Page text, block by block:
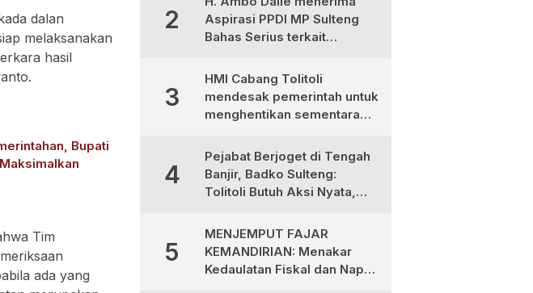
dalan
melaksanakan
hasil
Bupati
Tim
ada yang
2
Aspirasi PPDI MP Sulteng
Bahas Serius terkait
Desa
3
HMI Cabang Tolitoli
mendesak pemerintah untuk
menghentikan sementara
4
Pejabat Berjoget di Tengah
Banjir, Badko Sulteng:
Tolitoli Butuh Aksi Nyata,
5
MENJEMPUT FAJAR
KEMANDIRIAN: Menakar
Kedaulatan Fiskal dan Napas